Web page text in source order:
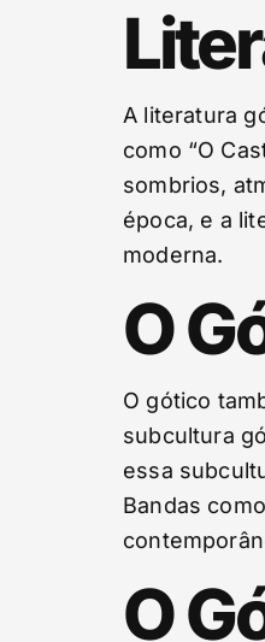
A literatura
como “O
sombrios,
época, e a
moderna.
O
O gótico
subcultura
essa
Bandas
O